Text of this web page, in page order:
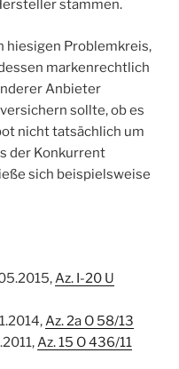
stammen.
hiesigen Problemkreis,
markenrechtlich
Anbieter
sollte, ob es
nicht tatsächlich um
der Konkurrent
sich beispielsweise
Az. I-20 U
Az. 2a O 58/13
Az. 15 O 436/11